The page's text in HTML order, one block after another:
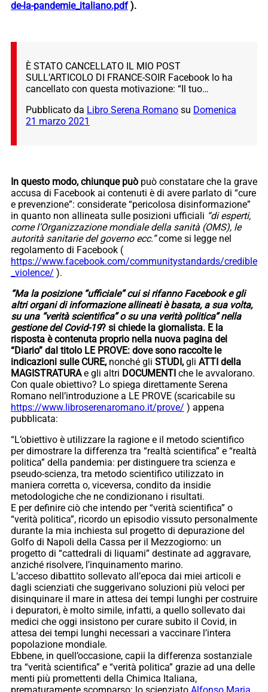
de-la-pandemie_italiano.pdf ).
È STATO CANCELLATO IL MIO POST
SULL’ARTICOLO DI FRANCE-SOIR Facebook lo ha
cancellato con questa motivazione: “Il tuo…
Pubblicato da Libro Serena Romano su Domenica
21 marzo 2021
In questo modo, chiunque può può constatare che la grave
accusa di Facebook ai contenuti è di avere parlato di “cure
e prevenzione”: considerate “pericolosa disinformazione”
in quanto non allineata sulle posizioni ufficiali “diesperti,
come l’Organizzazione mondiale della sanità (OMS), le
autorità sanitarie del governo ecc.”come si legge nel
regolamento di Facebook (
https://www.facebook.com/communitystandards/credible
_violence/ ).
“Ma la posizione “ufficiale” cui si rifanno Facebook e gli
altri organi di informazione allineati è basata, a sua volta,
su una “verità scientifica” o su una verità politica” nella
gestione del Covid-19? si chiede la giornalista. E la
risposta è contenuta proprio nella nuova pagina del
“Diario” dal titolo LE PROVE: dove sono raccolte le
indicazioni sulle CURE, nonché gli STUDI, gli ATTI della
MAGISTRATURAe gli altri DOCUMENTI che le avvalorano.
Con quale obiettivo? Lo spiega direttamente Serena
Romano nell’introduzione a LE PROVE (scaricabile su
https://www.libroserenaromano.it/prove/ ) appena
pubblicata:
“L’obiettivo è utilizzare la ragione e il metodo scientifico
per dimostrare la differenza tra “realtà scientifica” e “realtà
politica” della pandemia: per distinguere tra scienza e
pseudo-scienza, tra metodo scientifico utilizzato in
maniera corretta o, viceversa, condito da insidie
metodologiche che ne condizionano i risultati.
E per definire ciò che intendo per “verità scientifica” o
“verità politica”, ricordo un episodio vissuto personalmente
durante la mia inchiesta sul progetto di depurazione del
Golfo di Napoli della Cassa per il Mezzogiorno: un
progetto di “cattedrali di liquami” destinate ad aggravare,
anziché risolvere, l’inquinamento marino.
L’acceso dibattito sollevato all’epoca dai miei articoli e
dagli scienziati che suggerivano soluzioni più veloci per
disinquinare il mare in attesa dei tempi lunghi per costruire
i depuratori, è molto simile, infatti, a quello sollevato dai
medici che oggi insistono per curare subito il Covid, in
attesa dei tempi lunghi necessari a vaccinare l’intera
popolazione mondiale.
Ebbene, in quell’occasione, capii la differenza sostanziale
tra “verità scientifica” e “verità politica” grazie ad una delle
menti più promettenti della Chimica Italiana,